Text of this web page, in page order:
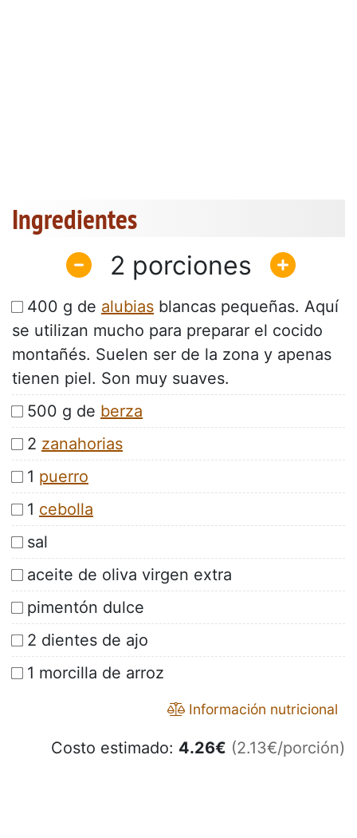
Ingredientes
2
400 g de alubias blancas pequeñas. Aquí
se utilizan mucho para preparar el cocido
montañés. Suelen ser de la zona y apenas
tienen piel. Son muy suaves.
500 g de berza
2 zanahorias
1 puerro
1 cebolla
sal
aceite de oliva virgen extra
pimentón dulce
2 dientes de ajo
1 morcilla de arroz
Información nutricional
Costo estimado: 4.26€ (2.13€/porción)